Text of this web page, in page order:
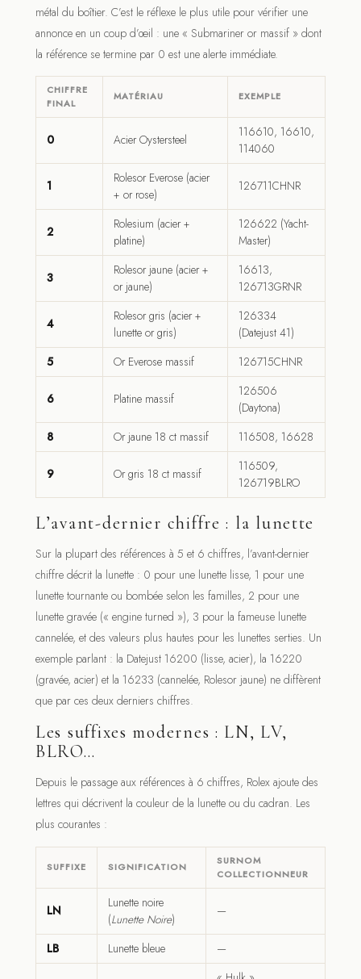
métal du boîtier. C’est le réflexe le plus utile pour vérifier une
annonce en un coup d’œil : une « Submariner or massif » dont
la référence se termine par 0 est une alerte immédiate.
CHIFFRE
FINAL
MATÉRIAU EXEMPLE
0 Acier Oystersteel
116610, 16610,
114060
1
Rolesor Everose (acier
+ or rose)
126711CHNR
2
Rolesium (acier +
platine)
126622 (Yacht-
Master)
3
Rolesor jaune (acier +
or jaune)
16613,
126713GRNR
4
Rolesor gris (acier +
lunette or gris)
126334
(Datejust 41)
5
Or Everose massif 126715CHNR
6 Platine massif
126506
(Daytona)
8
Or jaune 18 ct massif 116508, 16628
9 Or gris 18 ct massif
116509,
126719BLRO
L’avant-dernier chiffre : la lunette
Sur la plupart des références à 5 et 6 chiffres, l’avant-dernier
chiffre décrit la lunette : 0 pour une lunette lisse, 1 pour une
lunette tournante ou bombée selon les familles, 2 pour une
lunette gravée (« engine turned »), 3 pour la fameuse lunette
cannelée, et des valeurs plus hautes pour les lunettes serties. Un
exemple parlant : la Datejust 16200 (lisse, acier), la 16220
(gravée, acier) et la 16233 (cannelée, Rolesor jaune) ne diffèrent
que par ces deux derniers chiffres.
Les suffixes modernes : LN, LV,
BLRO…
Depuis le passage aux références à 6 chiffres, Rolex ajoute des
lettres qui décrivent la couleur de la lunette ou du cadran. Les
plus courantes :
SUFFIXE SIGNIFICATION
SURNOM
COLLECTIONNEUR
LN
Lunette noire
(Lunette Noire)
—
LB Lunette bleue —